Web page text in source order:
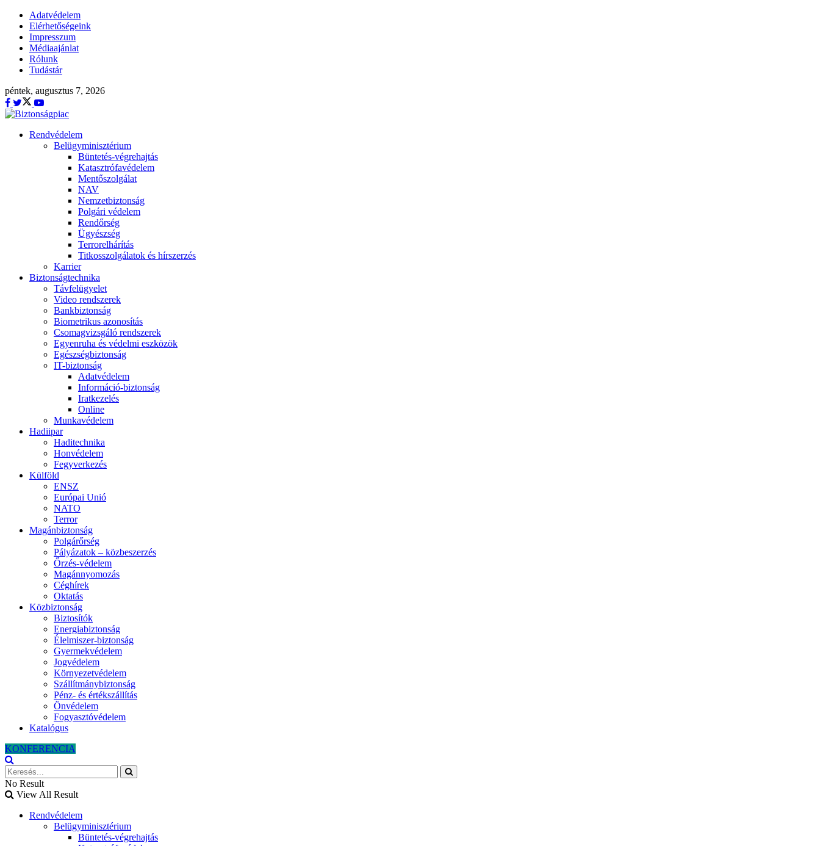
Adatvédelem
Elérhetőségeink
Impresszum
Médiaajánlat
Rólunk
Tudástár
péntek, augusztus 7, 2026
Rendvédelem
Belügyminisztérium
Büntetés-végrehajtás
Katasztrófavédelem
Mentőszolgálat
NAV
Nemzetbiztonság
Polgári védelem
Rendőrség
Ügyészség
Terrorelhárítás
Titkosszolgálatok és hírszerzés
Karrier
Biztonságtechnika
Távfelügyelet
Video rendszerek
Bankbiztonság
Biometrikus azonosítás
Csomagvizsgáló rendszerek
Egyenruha és védelmi eszközök
Egészségbiztonság
IT-biztonság
Adatvédelem
Információ-biztonság
Iratkezelés
Online
Munkavédelem
Hadiipar
Haditechnika
Honvédelem
Fegyverkezés
Külföld
ENSZ
Európai Unió
NATO
Terror
Magánbiztonság
Polgárőrség
Pályázatok – közbeszerzés
Őrzés-védelem
Magánnyomozás
Céghírek
Oktatás
Közbiztonság
Biztosítók
Energiabiztonság
Élelmiszer-biztonság
Gyermekvédelem
Jogvédelem
Környezetvédelem
Szállítmánybiztonság
Pénz- és értékszállítás
Önvédelem
Fogyasztóvédelem
Katalógus
KONFERENCIA
No Result
View All Result
Rendvédelem
Belügyminisztérium
Büntetés-végrehajtás